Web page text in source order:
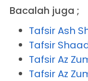
Bacalah juga ;
Tafsir Ash
Tafsir
Tafsir Az
Tafsir Az